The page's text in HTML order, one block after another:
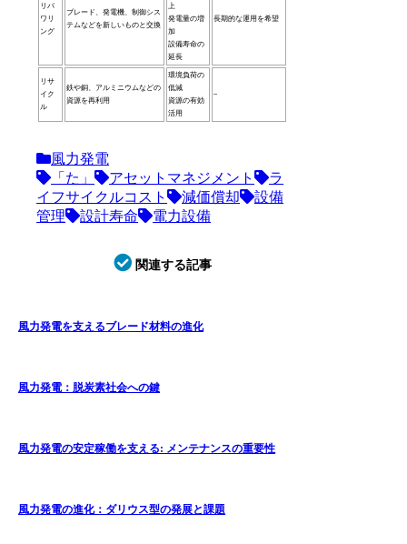
リパ
ワリ
ング
ブレード、発電機、制御シス
テムなどを新しいものと交換
上
発電量の増
加
設備寿命の
延長
長期的な運用を希望
リサ
イク
ル
鉄や銅、アルミニウムなどの
資源を再利用
環境負荷の
低減
資源の有効
活用
–
風力発電
「た」
アセットマネジメント
ラ
イフサイクルコスト
減価償却
設備
管理
設計寿命 電力設備
関連する記事
風力発電を支えるブレード材料の進化
風力発電：脱炭素社会への鍵
風力発電の安定稼働を支える: メンテナンスの重要性
風力発電の進化：ダリウス型の発展と課題